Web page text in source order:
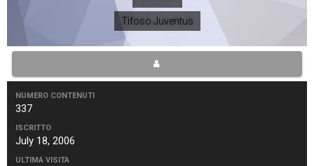
Tifoso Juventus
NUMERO CONTENUTI
337
ISCRITTO
July 18, 2006
ULTIMA VISITA